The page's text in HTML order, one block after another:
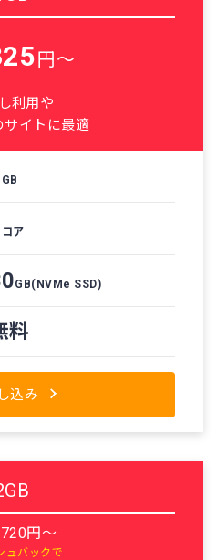
円～
利用や
サイトに最適
GB
コア
GB(NVMe SSD)
料
込み
円～
ュバックで